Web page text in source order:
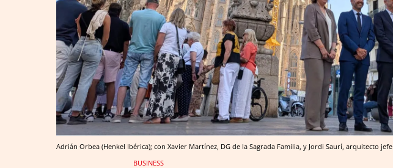
Adrián Orbea (Henkel Ibérica); con Xavier Martínez, DG de la Sagrada Familia, y Jordi Saurí, arquitecto jefe
BUSINESS